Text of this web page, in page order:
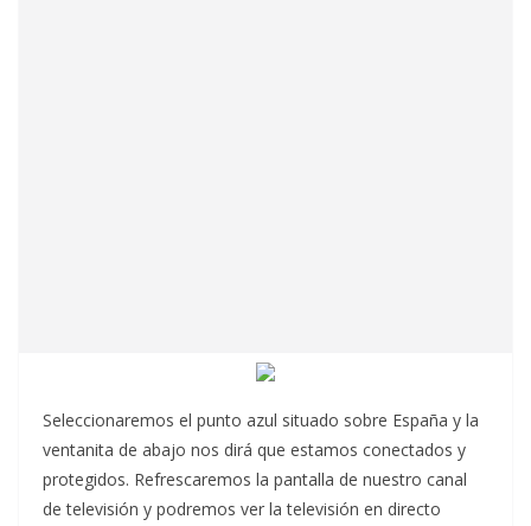
Seleccionaremos el punto azul situado sobre España y la
ventanita de abajo nos dirá que estamos conectados y
protegidos. Refrescaremos la pantalla de nuestro canal
de televisión y podremos ver la televisión en directo